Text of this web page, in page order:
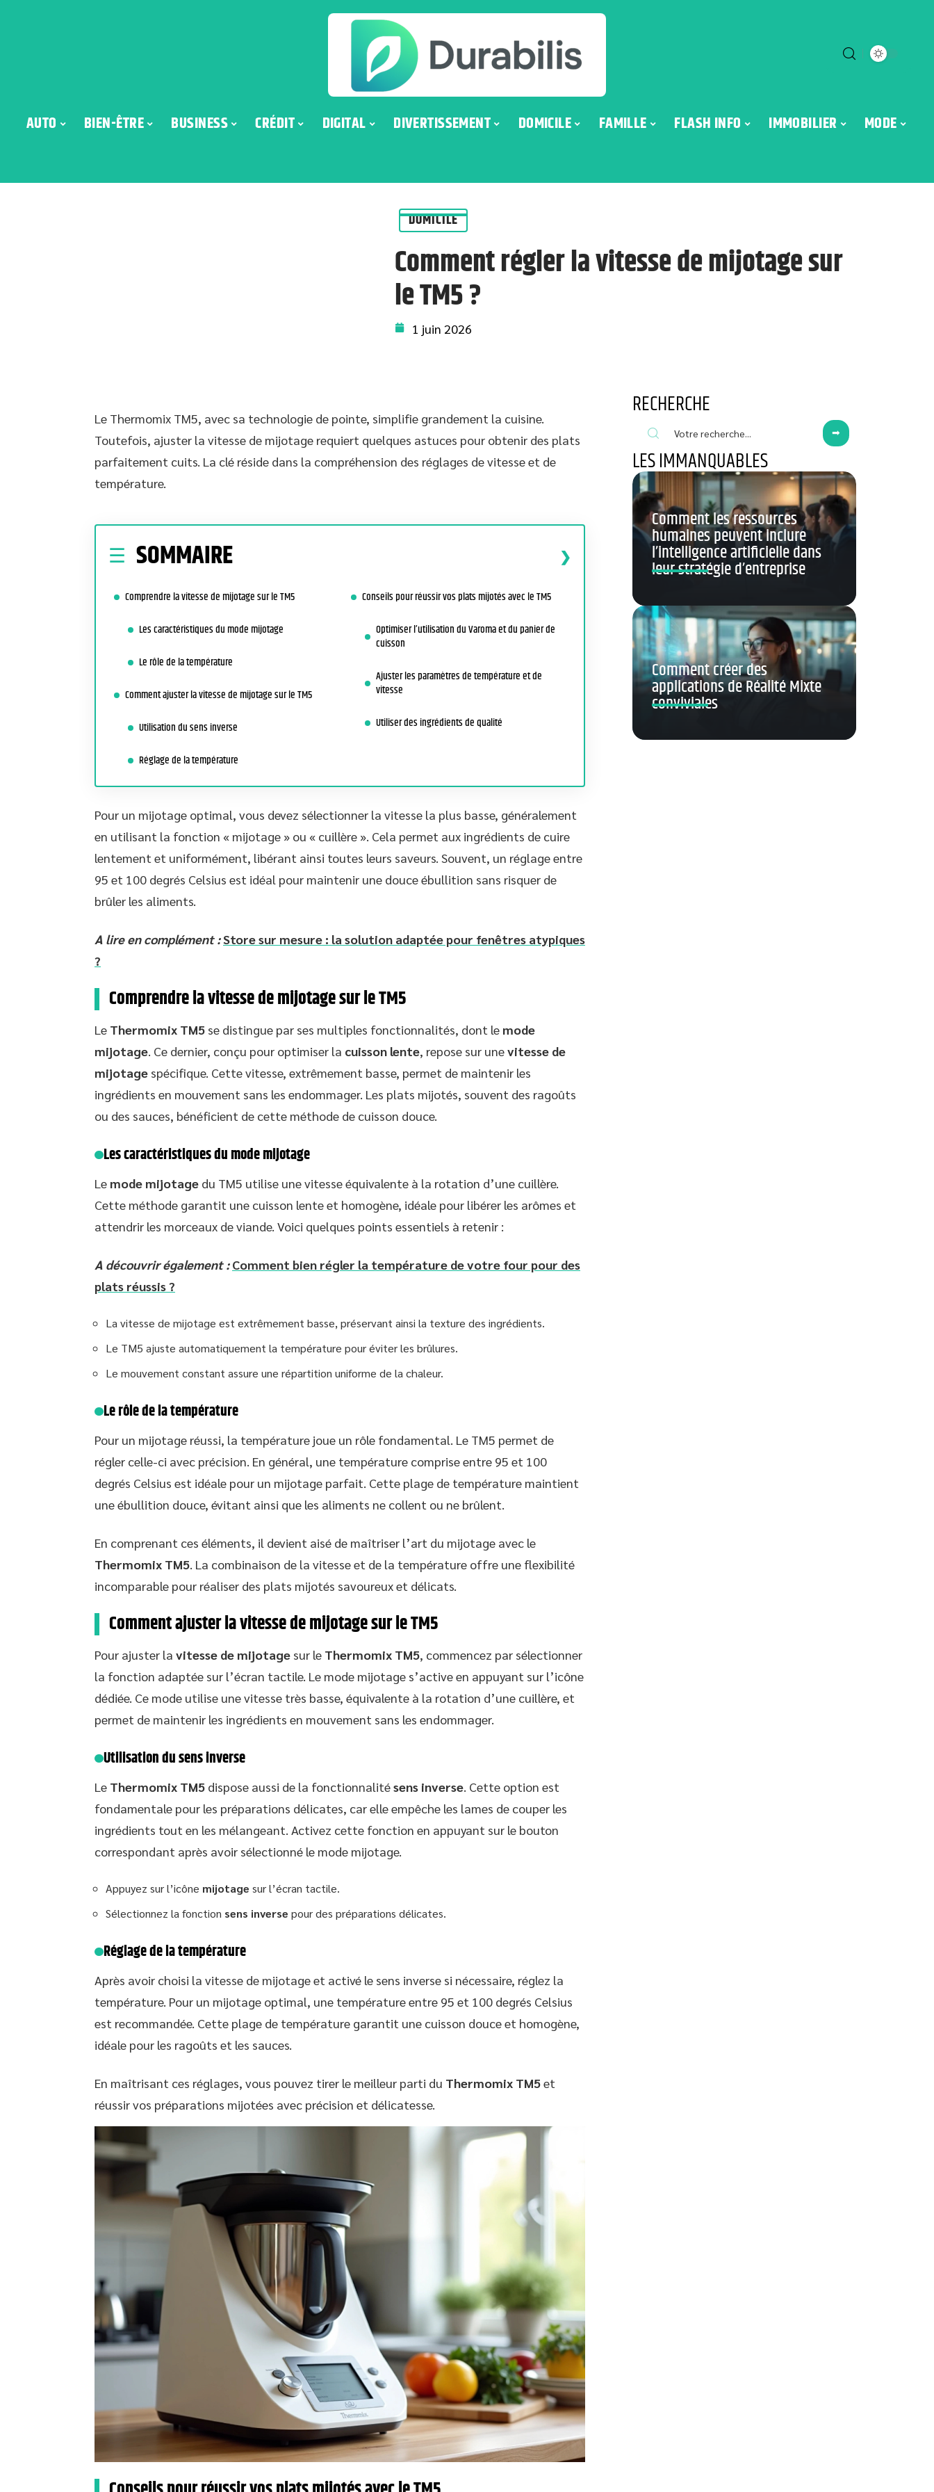
AUTO BIEN-ÊTRE BUSINESS CRÉDIT DIGITAL DIVERTISSEMENT DOMICILE FAMILLE FLASH INFO IMMOBILIER MODE
DOMICILE
Comment régler la vitesse de mijotage sur
le TM5 ?
1 juin 2026
Le Thermomix TM5, avec sa technologie de pointe, simplifie grandement la cuisine.
Toutefois, ajuster la vitesse de mijotage requiert quelques astuces pour obtenir des plats
parfaitement cuits. La clé réside dans la compréhension des réglages de vitesse et de
température.
SOMMAIRE
Comprendre la vitesse de mijotage sur le TM5
Les caractéristiques du mode mijotage
Le rôle de la température
Comment ajuster la vitesse de mijotage sur le TM5
Utilisation du sens inverse
Réglage de la température
Conseils pour réussir vos plats mijotés avec le TM5
Optimiser l’utilisation du Varoma et du panier de
cuisson
Ajuster les paramètres de température et de
vitesse
Utiliser des ingrédients de qualité
Pour un mijotage optimal, vous devez sélectionner la vitesse la plus basse, généralement
en utilisant la fonction « mijotage » ou « cuillère ». Cela permet aux ingrédients de cuire
lentement et uniformément, libérant ainsi toutes leurs saveurs. Souvent, un réglage entre
95 et 100 degrés Celsius est idéal pour maintenir une douce ébullition sans risquer de
brûler les aliments.
A lire en complément :Store sur mesure : la solution adaptée pour fenêtres atypiques
?
Comprendre la vitesse de mijotage sur le TM5
Le Thermomix TM5 se distingue par ses multiples fonctionnalités, dont le mode
mijotage. Ce dernier, conçu pour optimiser la cuisson lente, repose sur unevitesse de
mijotage spécifique. Cette vitesse, extrêmement basse, permet de maintenir les
ingrédients en mouvement sans les endommager. Les plats mijotés, souvent des ragoûts
ou des sauces, bénéficient de cette méthode de cuisson douce.
Les caractéristiques du mode mijotage
Le mode mijotage du TM5 utilise une vitesse équivalente à la rotation d’une cuillère.
Cette méthode garantit une cuisson lente et homogène, idéale pour libérer les arômes et
attendrir les morceaux de viande. Voici quelques points essentiels à retenir :
A découvrir également : Comment bien régler la température de votre four pour des
plats réussis ?
La vitesse de mijotage est extrêmement basse, préservant ainsi la texture des ingrédients.
Le TM5 ajuste automatiquement la température pour éviter les brûlures.
Le mouvement constant assure une répartition uniforme de la chaleur.
Le rôle de la température
Pour un mijotage réussi, la température joue un rôle fondamental. Le TM5 permet de
régler celle-ci avec précision. En général, une température comprise entre 95 et 100
degrés Celsius est idéale pour un mijotage parfait. Cette plage de température maintient
une ébullition douce, évitant ainsi que les aliments ne collent ou ne brûlent.
En comprenant ces éléments, il devient aisé de maîtriser l’art du mijotage avec le
Thermomix TM5. La combinaison de la vitesse et de la température offre une flexibilité
incomparable pour réaliser des plats mijotés savoureux et délicats.
Comment ajuster la vitesse de mijotage sur le TM5
Pour ajuster la vitesse de mijotage sur le Thermomix TM5, commencez par sélectionner
la fonction adaptée sur l’écran tactile. Le mode mijotage s’active en appuyant sur l’icône
dédiée. Ce mode utilise une vitesse très basse, équivalente à la rotation d’une cuillère, et
permet de maintenir les ingrédients en mouvement sans les endommager.
Utilisation du sens inverse
Le Thermomix TM5 dispose aussi de la fonctionnalitésens inverse. Cette option est
fondamentale pour les préparations délicates, car elle empêche les lames de couper les
ingrédients tout en les mélangeant. Activez cette fonction en appuyant sur le bouton
correspondant après avoir sélectionné le mode mijotage.
Appuyez sur l’icône mijotage sur l’écran tactile.
Sélectionnez la fonction sens inverse pour des préparations délicates.
Réglage de la température
Après avoir choisi la vitesse de mijotage et activé le sens inverse si nécessaire, réglez la
température. Pour un mijotage optimal, une température entre 95 et 100 degrés Celsius
est recommandée. Cette plage de température garantit une cuisson douce et homogène,
idéale pour les ragoûts et les sauces.
En maîtrisant ces réglages, vous pouvez tirer le meilleur parti du Thermomix TM5et
réussir vos préparations mijotées avec précision et délicatesse.
RECHERCHE
LES IMMANQUABLES
Comment les ressources
humaines peuvent inclure
l’intelligence artificielle dans
leur stratégie d’entreprise
Comment créer des
applications de Réalité Mixte
conviviales